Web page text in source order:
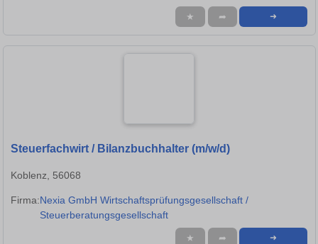
★ ➦ ➜
Steuerfachwirt / Bilanzbuchhalter (m/w/d)
Koblenz, 56068
Firma:Nexia GmbH Wirtschaftsprüfungsgesellschaft /
Steuerberatungsgesellschaft
★ ➦ ➜